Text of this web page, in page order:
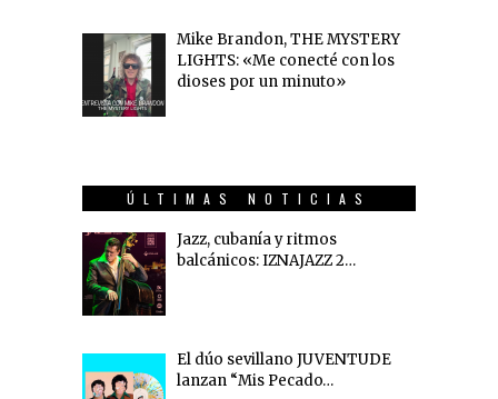
Mike Brandon, THE MYSTERY
LIGHTS: «Me conecté con los
dioses por un minuto»
ÚLTIMAS NOTICIAS
Jazz, cubanía y ritmos
balcánicos: IZNAJAZZ 2…
El dúo sevillano JUVENTUDE
lanzan “Mis Pecado…